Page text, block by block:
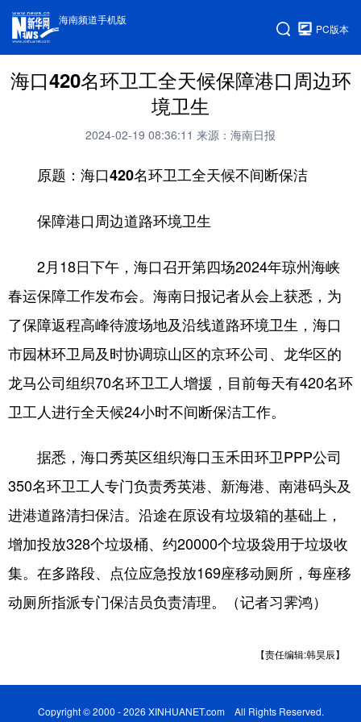
海南频道手机版
PC版本
海口420名环卫工全天候保障港口周边环
境卫生
2024-02-19 08:36:11 来源：海南日报
原题：海口420名环卫工全天候不间断保洁
保障港口周边道路环境卫生
2月18日下午，海口召开第四场2024年琼州海峡
春运保障工作发布会。海南日报记者从会上获悉，为
了保障返程高峰待渡场地及沿线道路环境卫生，海口
市园林环卫局及时协调琼山区的京环公司、龙华区的
龙马公司组织70名环卫工人增援，目前每天有420名环
卫工人进行全天候24小时不间断保洁工作。
据悉，海口秀英区组织海口玉禾田环卫PPP公司
350名环卫工人专门负责秀英港、新海港、南港码头及
进港道路清扫保洁。沿途在原设有垃圾箱的基础上，
增加投放328个垃圾桶、约20000个垃圾袋用于垃圾收
集。在多路段、点位应急投放169座移动厕所，每座移
动厕所指派专门保洁员负责清理。（记者习霁鸿）
【责任编辑:韩昊辰】
Copyright © 2000 - 2026 XINHUANET.com All Rights Reserved.